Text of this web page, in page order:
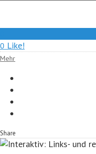
0 Like!
Mehr
Share